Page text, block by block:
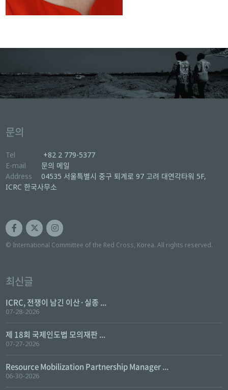
문의
Tel
+82 2 779-5377
E-mail
문의 메일
Address
04535 서울특별시 중구 퇴계로 97 고려 대연각타워 5F,
ICRC 한국사무소
© International Committee of the Red Cross, Korea. All rights reserved.
최신글
ICRC, 전쟁이 남긴 이산·실종 ...
07-28-2026
제 18회 국제인도법 모의재판 ...
07-27-2026
Resource Mobilization Partnership Manager ...
06-30-2026